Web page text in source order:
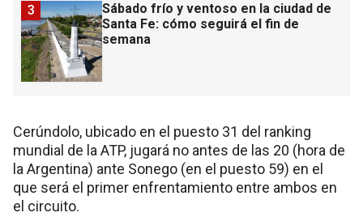
Sábado frío y ventoso en la ciudad de
Santa Fe: cómo seguirá el fin de
semana
3
Cerúndolo, ubicado en el puesto 31 del ranking
mundial de la ATP, jugará no antes de las 20 (hora de
la Argentina) ante Sonego (en el puesto 59) en el
que será el primer enfrentamiento entre ambos en
el circuito.